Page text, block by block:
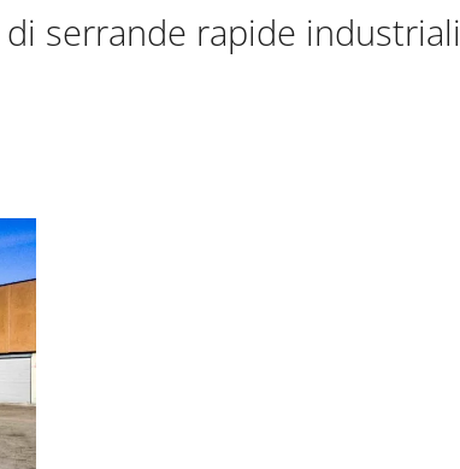
serrande rapide industriali